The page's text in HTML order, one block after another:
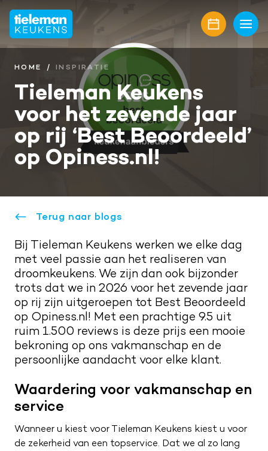
Home
Keukens
Onze collectie
Keukenmerken
Keukenfronten
Aanrechtbladen
Keukenapparatuur
Keukenaccessoires
Keukenrenovatie
Showroom
Showroomaanbiedingen
Inspiratie
Keukenstijlen
Keukenmagazine
Geplaatste keukens
Maatwerk interieur
Nieuwbouw
Onze diensten
Onze projectpartners
Geschiedenis familiebedrijf
Kwaliteit en service
Merken
Verkoopadviseurs
Vacatures
Bel mij terug
Nieuwsbrief
Route naar showroom
Servicemelding
info@tieleman.nl
Maak een afspraak
HOME INSPIRATIE
Tieleman Keukens
voor het zevende jaar
op rij ‘Best Beoordeeld’
op Opiness.nl!
Terug naar blogs
Bij Tieleman Keukens werken we elke dag
met veel passie aan het realiseren van
droomkeukens. We zijn dan ook bijzonder
trots dat we in 2026 voor het zevende jaar
op rij zijn uitgeroepen tot Best Beoordeeld
op Opiness.nl! Met een prachtige 9.5 uit
ruim 1.500 reviews is deze prijs een mooie
bekroning op ons vakmanschap en de
persoonlijke aandacht voor elke klant.
Waardering voor vakmanschap en
service
Wanneer u kiest voor Tieleman Keukens kiest u voor
de zekerheid van een topservice. Dat we al zo lang